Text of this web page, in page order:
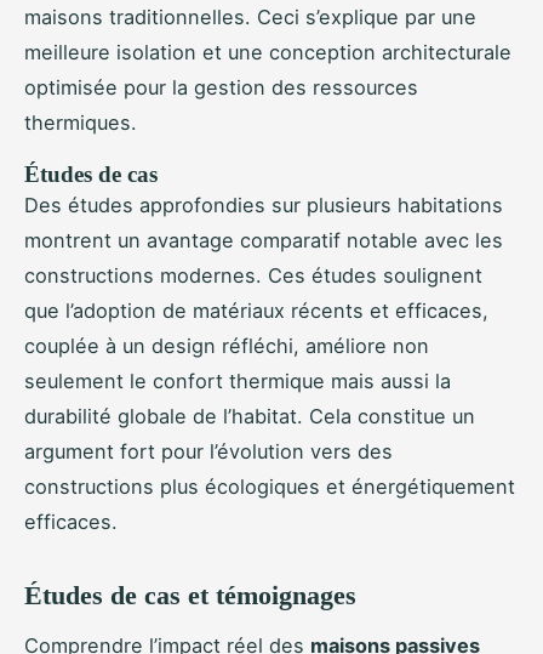
maisons traditionnelles. Ceci s’explique par une
meilleure isolation et une conception architecturale
optimisée pour la gestion des ressources
thermiques.
Études de cas
Des études approfondies sur plusieurs habitations
montrent un avantage comparatif notable avec les
constructions modernes. Ces études soulignent
que l’adoption de matériaux récents et efficaces,
couplée à un design réfléchi, améliore non
seulement le confort thermique mais aussi la
durabilité globale de l’habitat. Cela constitue un
argument fort pour l’évolution vers des
constructions plus écologiques et énergétiquement
efficaces.
Études de cas et témoignages
Comprendre l’impact réel des maisons passives